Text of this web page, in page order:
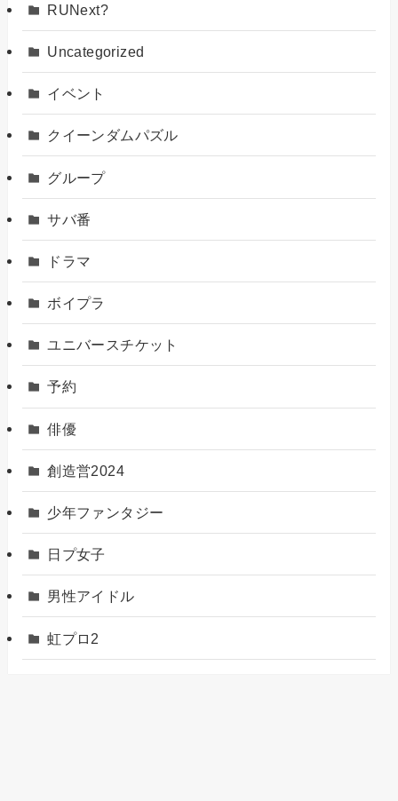
RUNext?
Uncategorized
イベント
クイーンダムパズル
グループ
サバ番
ドラマ
ボイプラ
ユニバースチケット
予約
俳優
創造営2024
少年ファンタジー
日プ女子
男性アイドル
虹プロ2